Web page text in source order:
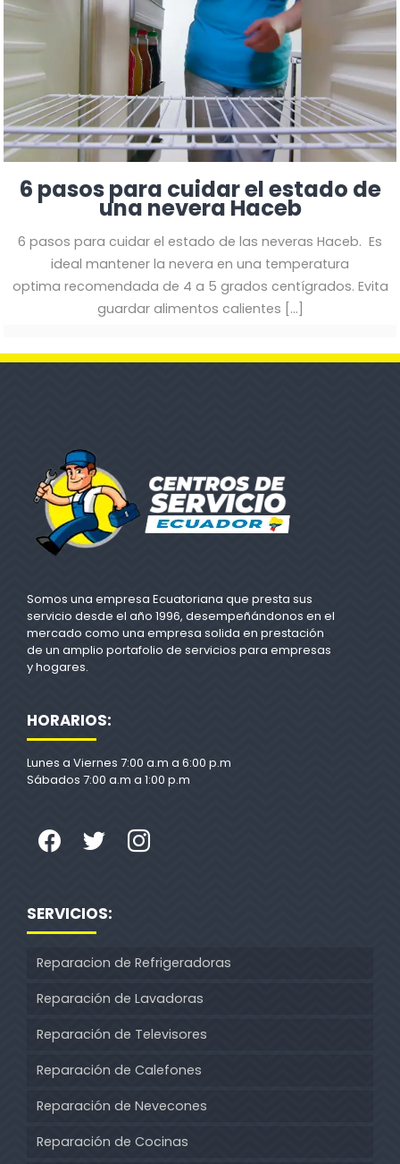
6 pasos para cuidar el estado de
una nevera Haceb
6 pasos para cuidar el estado de las neveras Haceb. Es
ideal mantener la nevera en una temperatura
optima recomendada de 4 a 5 grados centígrados. Evita
guardar alimentos calientes […]
Somos una empresa Ecuatoriana que presta sus
servicio desde el año 1996, desempeñándonos en el
mercado como una empresa solida en prestación
de un amplio portafolio de servicios para empresas
y hogares.
HORARIOS:
Lunes a Viernes 7:00 a.m a 6:00 p.m
Sábados 7:00 a.m a 1:00 p.m
SERVICIOS:
Reparacion de Refrigeradoras
Reparación de Lavadoras
Reparación de Televisores
Reparación de Calefones
Reparación de Nevecones
Reparación de Cocinas